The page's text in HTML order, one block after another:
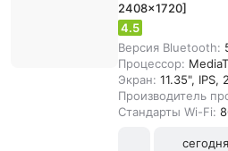
2408x1720]
4.5
Версия Bluetooth:
Процессор:
Экран: 11.35", IPS,
Производитель
Стандарты Wi-Fi:
сегодня